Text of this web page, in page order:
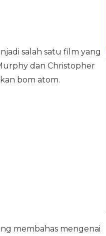
salah satu film yang
dan Christopher
bom atom.
membahas mengenai